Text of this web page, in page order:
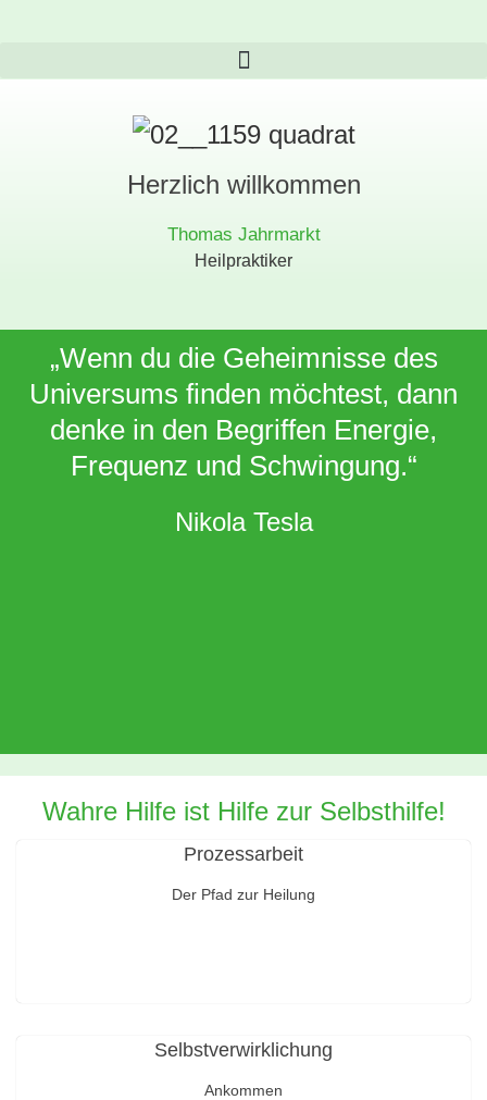
Herzlich willkommen
Thomas Jahrmarkt
Heilpraktiker
„Wenn du die Geheimnisse des
Universums finden möchtest, dann
denke in den Begriffen Energie,
Frequenz und Schwingung.“
Nikola Tesla
Wahre Hilfe ist Hilfe zur Selbsthilfe!
Prozessarbeit
Der Pfad zur Heilung
Selbstverwirklichung
Ankommen